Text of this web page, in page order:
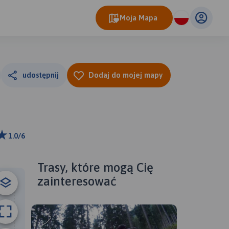
Moja Mapa
udostępnij Dodaj do mojej mapy
1.0/6
Trasy, które mogą Cię
zainteresować